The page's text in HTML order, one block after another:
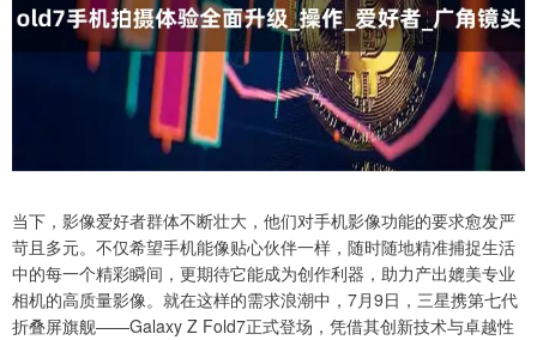
当下，影像爱好者群体不断壮大，他们对手机影像功能的要求愈发严
苛且多元。不仅希望手机能像贴心伙伴一样，随时随地精准捕捉生活
中的每一个精彩瞬间，更期待它能成为创作利器，助力产出媲美专业
相机的高质量影像。就在这样的需求浪潮中，7月9日，三星携第七代
折叠屏旗舰——Galaxy Z Fold7正式登场，凭借其创新技术与卓越性